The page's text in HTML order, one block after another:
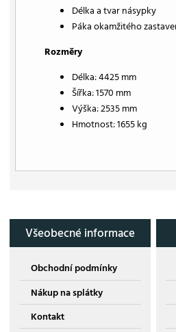
Délka a tvar násypky
Páka okamžitého
Rozměry
Délka: 4425 mm
Šířka: 1570 mm
Výška: 2535 mm
Hmotnost: 1655 kg
Všeobecné informace
Obchodní podmínky
Nákup na splátky
Kontakt